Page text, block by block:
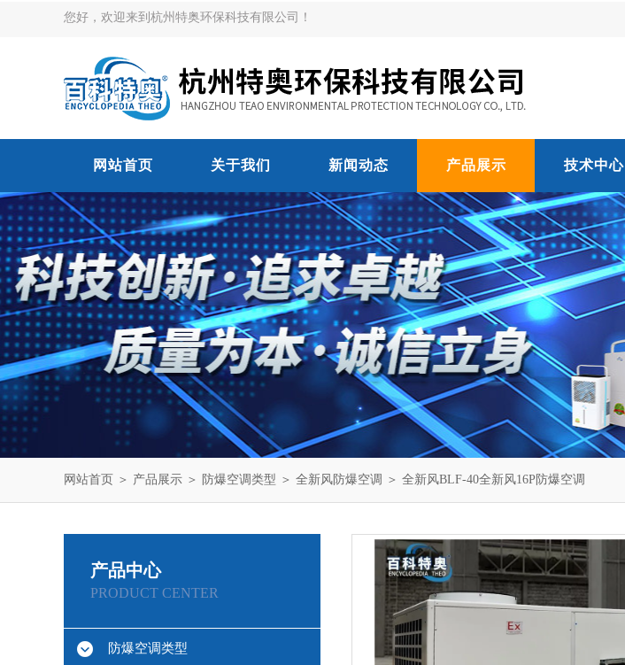
您好，欢迎来到杭州特奥环保科技有限公司！
网站首页 关于我们 新闻动态 产品展示 技术中心
网站首页 ＞ 产品展示 ＞ 防爆空调类型 ＞ 全新风防爆空调 ＞ 全新风BLF-40全新风16P防爆空调
产品中心
PRODUCT CENTER
防爆空调类型